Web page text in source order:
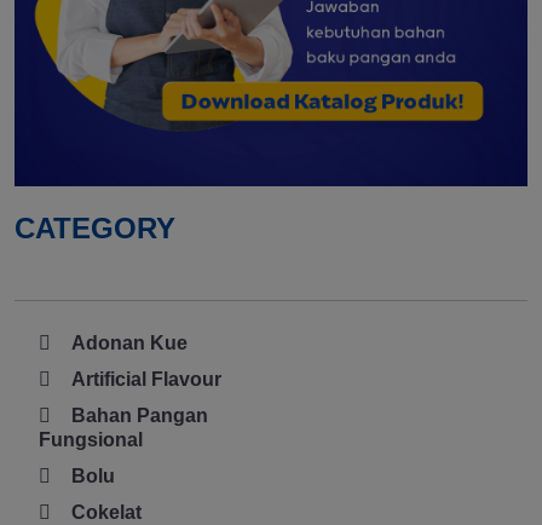
CATEGORY
Adonan Kue
Artificial Flavour
Bahan Pangan
Fungsional
Bolu
Cokelat